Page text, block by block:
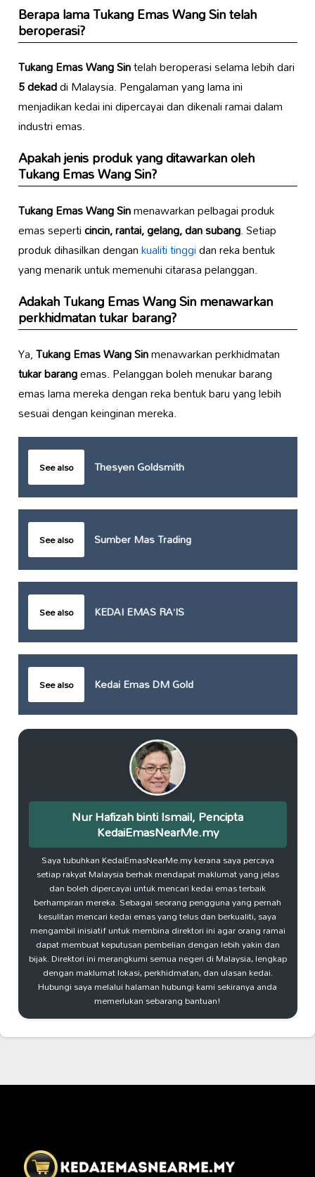
Berapa lamaTukang Emas Wang Sintelah
beroperasi?
Tukang Emas Wang Sintelah beroperasi selama lebih dari
5 dekaddi Malaysia. Pengalaman yang lama ini
menjadikan kedai ini dipercayai dan dikenali ramai dalam
industri emas.
Apakah jenis produk yang ditawarkan oleh
Tukang Emas Wang Sin?
Tukang Emas Wang Sinmenawarkan pelbagai produk
emas seperticincin, rantai, gelang, dan subang. Setiap
produk dihasilkan dengankualiti tinggidan reka bentuk
yang menarik untuk memenuhi citarasa pelanggan.
AdakahTukang Emas Wang Sinmenawarkan
perkhidmatan tukar barang?
Ya,Tukang Emas Wang Sinmenawarkan perkhidmatan
tukar barangemas. Pelanggan boleh menukar barang
emas lama mereka dengan reka bentuk baru yang lebih
sesuai dengan keinginan mereka.
See also Thesyen Goldsmith
See also Sumber Mas Trading
See also KEDAI EMAS RA’IS
See also Kedai Emas DM Gold
Nur Hafizah binti Ismail, Pencipta
KedaiEmasNearMe.my
Saya tubuhkan KedaiEmasNearMe.my kerana saya percaya
setiap rakyat Malaysia berhak mendapat maklumat yang jelas
dan boleh dipercayai untuk mencari kedai emas terbaik
berhampiran mereka. Sebagai seorang pengguna yang pernah
kesulitan mencari kedai emas yang telus dan berkualiti, saya
mengambil inisiatif untuk membina direktori ini agar orang ramai
dapat membuat keputusan pembelian dengan lebih yakin dan
bijak. Direktori ini merangkumi semua negeri di Malaysia, lengkap
dengan maklumat lokasi, perkhidmatan, dan ulasan kedai.
Hubungi saya melalui halaman hubungi kami sekiranya anda
memerlukan sebarang bantuan!